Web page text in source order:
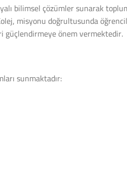
bilimsel çözümler sunarak
misyonu doğrultusunda
güçlendirmeye önem vermektedir.
sunmaktadır: